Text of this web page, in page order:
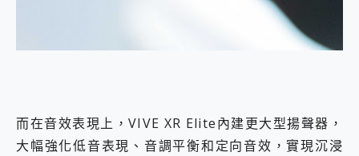
而在音效表現上，VIVE XR Elite內建更大型揚聲器，
大幅強化低音表現、音調平衡和定向音效，實現沉浸